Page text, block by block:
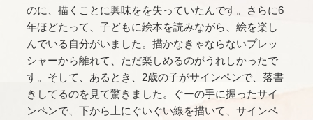
のに、描くことに興味をを失っていたんです。さらに6
年ほどたって、子どもに絵本を読みながら、絵を楽し
んでいる自分がいました。描かなきゃならないプレッ
シャーから離れて、ただ楽しめるのがうれしかったで
す。そして、あるとき、2歳の子がサインペンで、落書
きしてるのを見て驚きました。ぐーの手に握ったサイ
ンペンで、下から上にぐいぐい線を描いて、サインペ